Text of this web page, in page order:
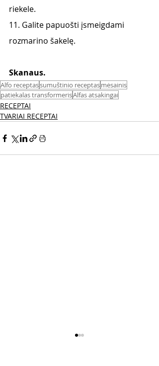
riekele.
11. Galite papuošti įsmeigdami
rozmarino šakelę.
Skanaus.
Alfo receptassumuštinio receptasmėsainis
patiekalas transformerisAlfas atsakingai
RECEPTAI
TVARIAI RECEPTAI